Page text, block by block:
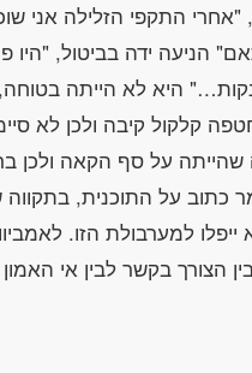
"אחרי התקפי הזלילה אני
הניעה ידה בביטול, "היו
היא לא הייתה
קלקול קיבה ולכן לא
על סף הקאה ולכן
על התוכנית, בתקווה
למערבולת הזו.
הצורך בקשר לבין אי